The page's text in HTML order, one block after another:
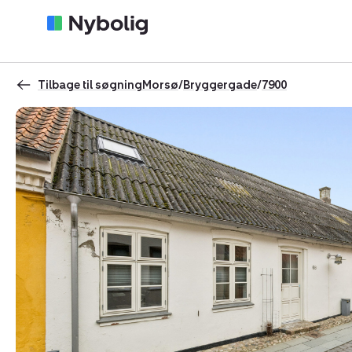
Tilbage til søgningMorsø/Bryggergade/7900